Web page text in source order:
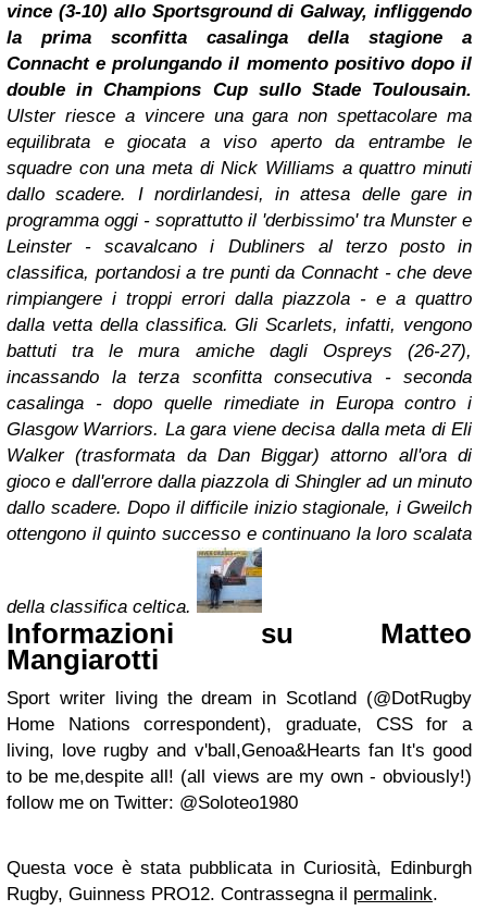
vince (3-10) allo Sportsground di Galway, infliggendo
la prima sconfitta casalinga della stagione a
Connacht e prolungando il momento positivo dopo il
double in Champions Cup sullo Stade Toulousain.
Ulster riesce a vincere una gara non spettacolare ma
equilibrata e giocata a viso aperto da entrambe le
squadre con una meta di Nick Williams a quattro minuti
dallo scadere. I nordirlandesi, in attesa delle gare in
programma oggi - soprattutto il 'derbissimo' tra Munster e
Leinster - scavalcano i Dubliners al terzo posto in
classifica, portandosi a tre punti da Connacht - che deve
rimpiangere i troppi errori dalla piazzola - e a quattro
dalla vetta della classifica. Gli Scarlets, infatti, vengono
battuti tra le mura amiche dagli Ospreys (26-27),
incassando la terza sconfitta consecutiva - seconda
casalinga - dopo quelle rimediate in Europa contro i
Glasgow Warriors. La gara viene decisa dalla meta di Eli
Walker (trasformata da Dan Biggar) attorno all'ora di
gioco e dall'errore dalla piazzola di Shingler ad un minuto
dallo scadere. Dopo il difficile inizio stagionale, i Gweilch
ottengono il quinto successo e continuano la loro scalata
della classifica celtica.
Informazioni su Matteo
Mangiarotti
Sport writer living the dream in Scotland (@DotRugby
Home Nations correspondent), graduate, CSS for a
living, love rugby and v'ball,Genoa&Hearts fan It's good
to be me,despite all! (all views are my own - obviously!)
follow me on Twitter: @Soloteo1980
Questa voce è stata pubblicata in Curiosità, Edinburgh
Rugby, Guinness PRO12. Contrassegna il permalink.